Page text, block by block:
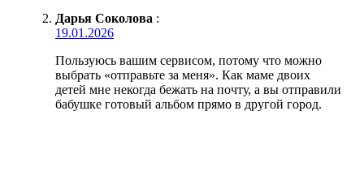
Дарья Соколова :
19.01.2026
Пользуюсь вашим сервисом, потому что можно
выбрать «отправьте за меня». Как маме двоих
детей мне некогда бежать на почту, а вы отправили
бабушке готовый альбом прямо в другой город.